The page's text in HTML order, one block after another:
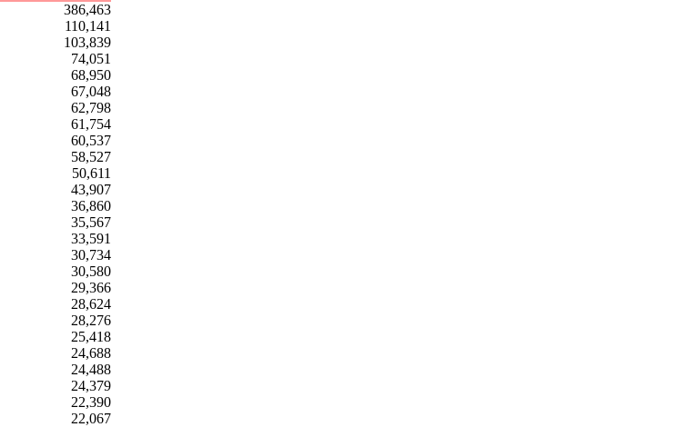
386,463
110,141
103,839
74,051
68,950
67,048
62,798
61,754
60,537
58,527
50,611
43,907
36,860
35,567
33,591
30,734
30,580
29,366
28,624
28,276
25,418
24,688
24,488
24,379
22,390
22,067